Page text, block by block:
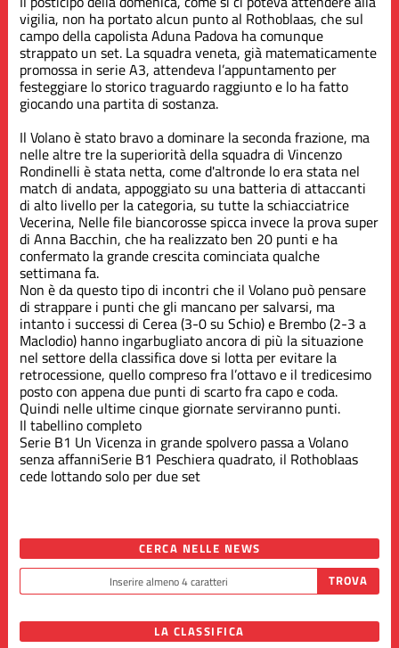
vigilia, non ha portato alcun punto al Rothoblaas, che sul
campo della capolista Aduna Padova ha comunque
strappato un set. La squadra veneta, già matematicamente
promossa in serie A3, attendeva l’appuntamento per
festeggiare lo storico traguardo raggiunto e lo ha fatto
giocando una partita di sostanza.
Il Volano è stato bravo a dominare la seconda frazione, ma
nelle altre tre la superiorità della squadra di Vincenzo
Rondinelli è stata netta, come d'altronde lo era stata nel
match di andata, appoggiato su una batteria di attaccanti
di alto livello per la categoria, su tutte la schiacciatrice
Vecerina, Nelle file biancorosse spicca invece la prova super
di Anna Bacchin, che ha realizzato ben 20 punti e ha
confermato la grande crescita cominciata qualche
settimana fa.
Non è da questo tipo di incontri che il Volano può pensare
di strappare i punti che gli mancano per salvarsi, ma
intanto i successi di Cerea (3-0 su Schio) e Brembo (2-3 a
Maclodio) hanno ingarbugliato ancora di più la situazione
nel settore della classifica dove si lotta per evitare la
retrocessione, quello compreso fra l’ottavo e il tredicesimo
posto con appena due punti di scarto fra capo e coda.
Quindi nelle ultime cinque giornate serviranno punti.
Il tabellino completo
Serie B1 Un Vicenza in grande spolvero passa a Volano
senza affanniSerie B1 Peschiera quadrato, il Rothoblaas
cede lottando solo per due set
CERCA NELLE NEWS
LA CLASSIFICA